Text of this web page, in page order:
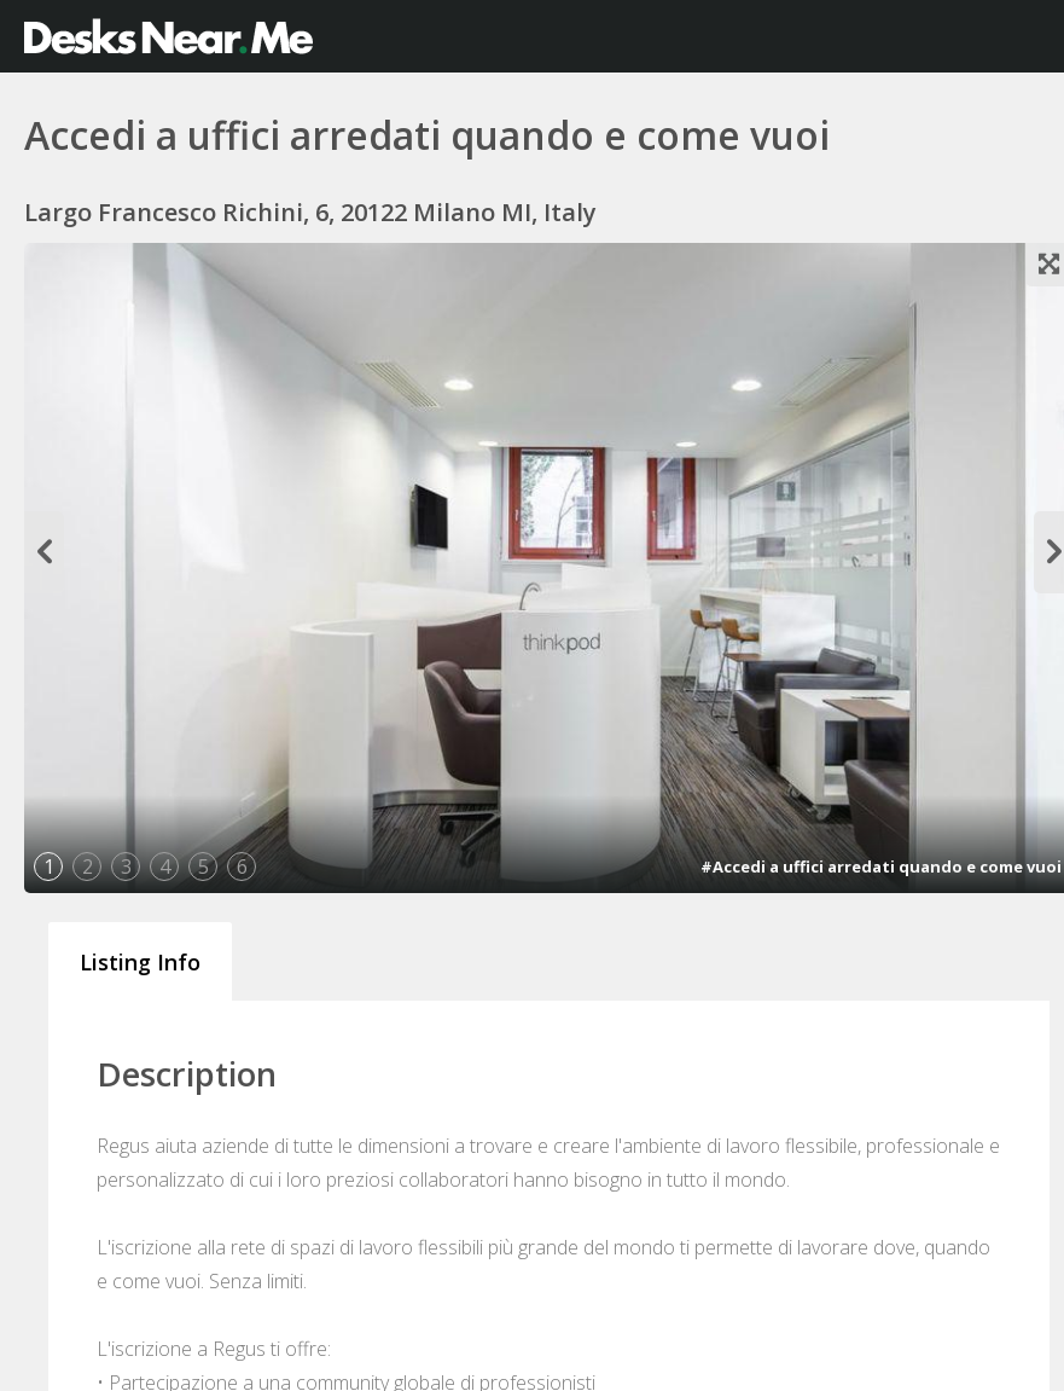
Accedi a uffici arredati quando e come vuoi
Largo Francesco Richini, 6, 20122 Milano MI, Italy
1 2 3 4 5 6 #Accedi a uffici arredati quando e come vuoi
Listing Info
Description
Regus aiuta aziende di tutte le dimensioni a trovare e creare l'ambiente di lavoro flessibile, professionale e
personalizzato di cui i loro preziosi collaboratori hanno bisogno in tutto il mondo.
L'iscrizione alla rete di spazi di lavoro flessibili più grande del mondo ti permette di lavorare dove, quando
e come vuoi. Senza limiti.
L'iscrizione a Regus ti offre:
• Partecipazione a una community globale di professionisti